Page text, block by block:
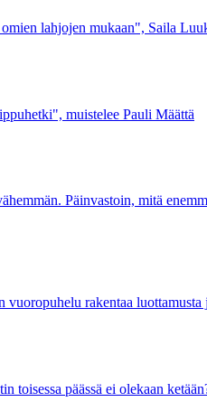
lahjojen mukaan", Saila
muistelee Pauli Määttä
Päinvastoin, mitä
rakentaa
päässä ei olekaan